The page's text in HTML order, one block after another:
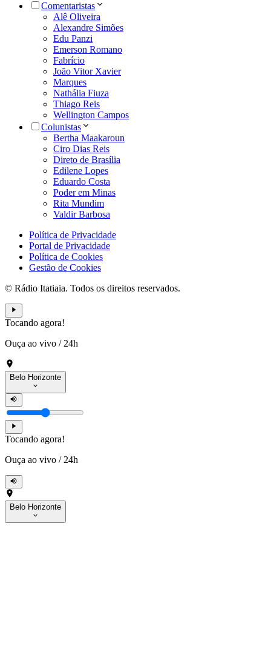
Comentaristas
Alê Oliveira
Alexandre Simões
Edu Panzi
Emerson Romano
Fabrício
João Vitor Xavier
Marques
Nathália Fiuza
Thiago Reis
Wellington Campos
Colunistas
Bertha Maakaroun
Ciro Dias Reis
Direto de Brasília
Edilene Lopes
Eduardo Costa
Poder em Minas
Rita Mundim
Valdir Barbosa
Política de Privacidade
Portal de Privacidade
Política de Cookies
Gestão de Cookies
© Rádio Itatiaia. Todos os direitos reservados.
Tocando agora!
Ouça ao vivo / 24h
Belo Horizonte
Tocando agora!
Ouça ao vivo / 24h
Belo Horizonte